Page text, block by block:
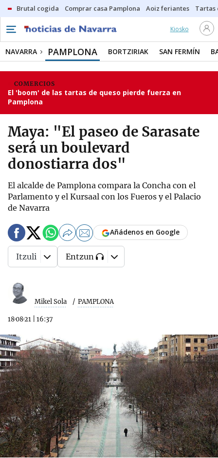
Brutal cogida Comprar casa Pamplona Aoiz feriantes Tartas
Kiosko
NAVARRA PAMPLONA BORTZIRIAK SAN FERMÍN
COMERCIOS
El 'boom' de las tartas de queso pierde fuerza en
Pamplona
Maya: "El paseo de Sarasate
será un boulevard
donostiarra dos"
El alcalde de Pamplona compara la Concha con el
Parlamento y el Kursaal con los Fueros y el Palacio
de Navarra
Mikel Sola PAMPLONA
18·08·21 16:37
Añádenos en Google
Itzuli Entzun